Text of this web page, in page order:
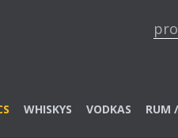
WHISKYS VODKAS RUM